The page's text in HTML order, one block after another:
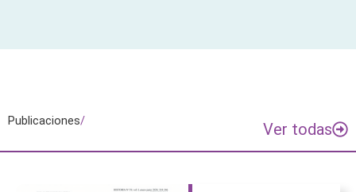
Publicaciones/ Ver todas